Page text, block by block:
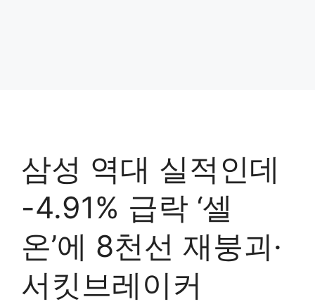
삼성 역대 실적인데
-4.91% 급락 ‘셀
온’에 8천선 재붕괴·
서킷브레이커